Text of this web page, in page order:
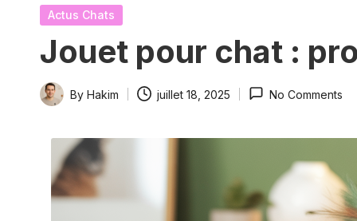
s
i
o
n
C
Posted
Actus Chats
Jouet pour chat :
Posted
By Hakim juillet 18, 2025 No Comments